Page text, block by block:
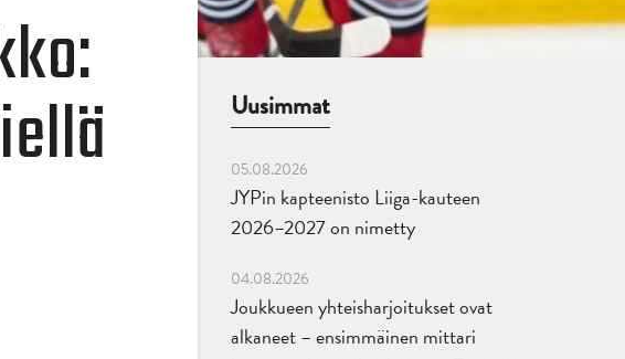
Uusimmat
05.08.2026
JYPin kapteenisto Liiga-kauteen
2026–2027 on nimetty
04.08.2026
Joukkueen yhteisharjoitukset ovat
alkaneet – ensimmäinen mittari